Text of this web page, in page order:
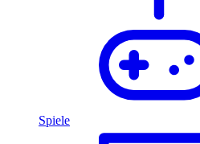
Spiele